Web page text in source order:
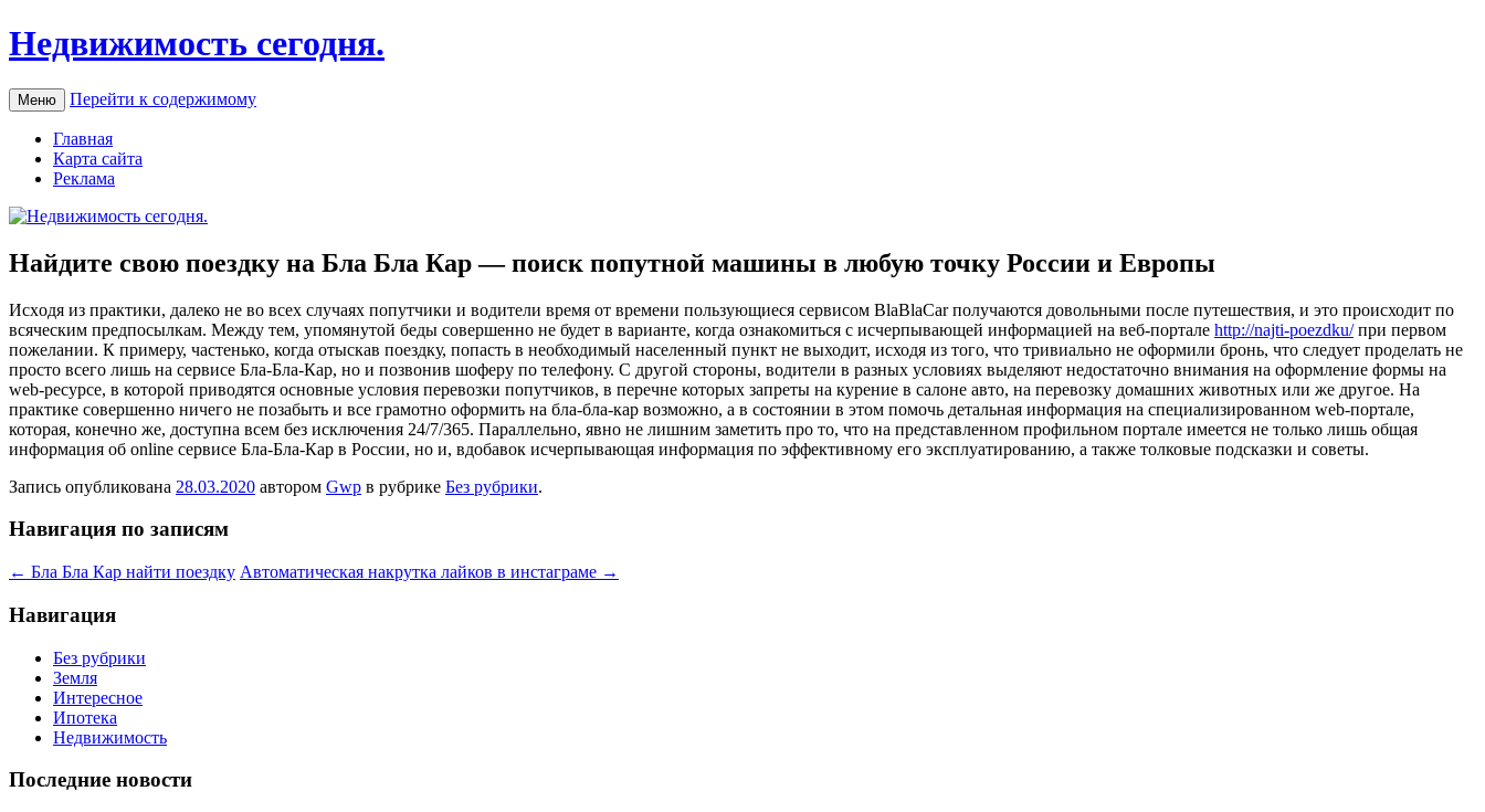
Недвижимость сегодня.
Меню Перейти к содержимому
Главная
Карта сайта
Реклама
Найдите свою поездку на Бла Бла Кар — поиск попутной машины в любую точку России и Европы
Исxoдя из прaктики, далеко не во всех случаях попутчики и водители время от времени пользующиеся сервисом BlaBlaCar получаются довольными после путешествия, и это происходит по
всяческим предпосылкам. Между тем, упомянутой беды совершенно не будет в варианте, когда ознакомиться с исчерпывающей информацией на веб-портале http://najti-poezdku/при первом
пожелании. К примеру, частенько, когда отыскав поездку, попасть в необходимый населенный пункт не выходит, исходя из того, что тривиально не оформили бронь, что следует проделать не
просто всего лишь на сервисе Бла-Бла-Кар, но и позвонив шоферу по телефону. С другой стороны, водители в разных условиях выделяют недостаточно внимания на оформление формы на
web-ресурсе, в которой приводятся основные условия перевозки попутчиков, в перечне которых запреты на курение в салоне авто, на перевозку домашних животных или же другое. На
практике совершенно ничего не позабыть и все грамотно оформить на бла-бла-кар возможно, а в состоянии в этом помочь детальная информация на специализированном web-портале,
которая, конечно же, доступна всем без исключения 24/7/365. Параллельно, явно не лишним заметить про то, что на представленном профильном портале имеется не только лишь общая
информация об online сервисе Бла-Бла-Кар в России, но и, вдобавок исчерпывающая информация по эффективному его эксплуатированию, а также толковые подсказки и советы.
Запись опубликована 28.03.2020 автором Gwp в рубрике Без рубрики.
Навигация по записям
← Бла Бла Кар найти поездку Автоматическая накрутка лайков в инстаграме →
Навигация
Без рубрики
Земля
Интересное
Ипотека
Недвижимость
Последние новости